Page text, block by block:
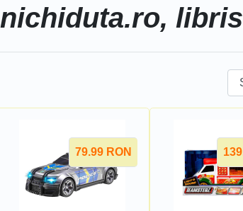
nichiduta.ro,
79.99 RON